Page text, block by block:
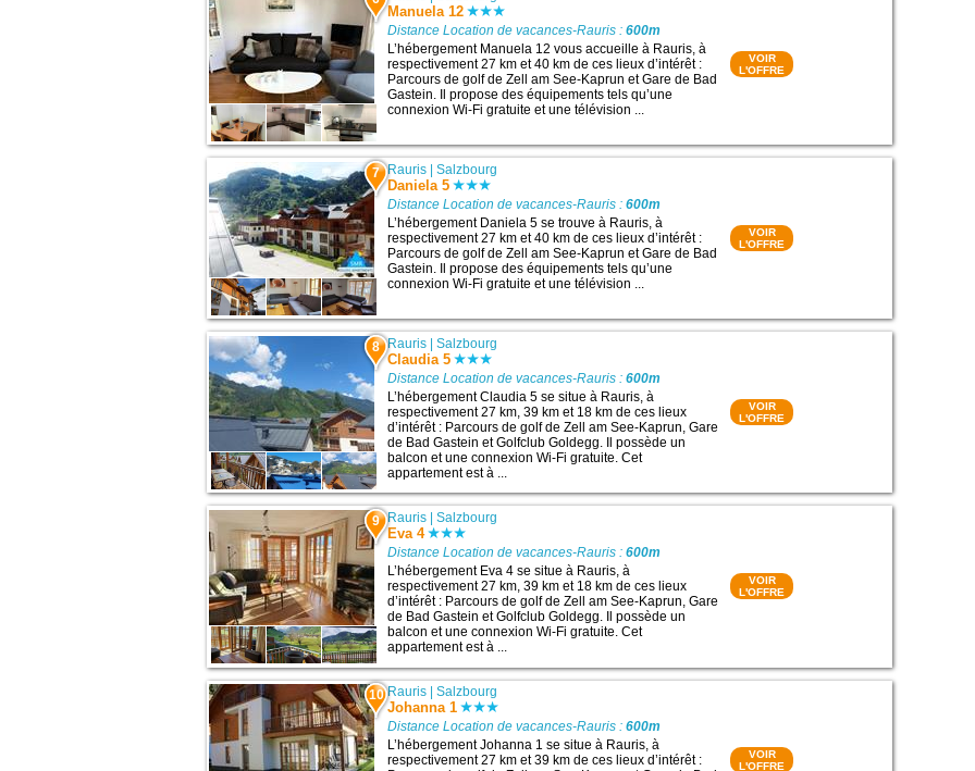
Manuela 12
Distance Location de vacances-Rauris :600m
L’hébergement Manuela 12 vous accueille à Rauris, à
respectivement 27 km et 40 km de ces lieux d’intérêt :
Parcours de golf de Zell am See-Kaprun et Gare de Bad
Gastein. Il propose des équipements tels qu’une
connexion Wi-Fi gratuite et une télévision ...
VOIR
L'OFFRE
7 Rauris |Salzbourg
Daniela 5
Distance Location de vacances-Rauris :600m
L’hébergement Daniela 5 se trouve à Rauris, à
respectivement 27 km et 40 km de ces lieux d’intérêt :
Parcours de golf de Zell am See-Kaprun et Gare de Bad
Gastein. Il propose des équipements tels qu’une
connexion Wi-Fi gratuite et une télévision ...
VOIR
L'OFFRE
8 Rauris |Salzbourg
Claudia 5
Distance Location de vacances-Rauris :600m
L’hébergement Claudia 5 se situe à Rauris, à
respectivement 27 km, 39 km et 18 km de ces lieux
d’intérêt : Parcours de golf de Zell am See-Kaprun, Gare
de Bad Gastein et Golfclub Goldegg. Il possède un
balcon et une connexion Wi-Fi gratuite. Cet
appartement est à ...
VOIR
L'OFFRE
9 Rauris |Salzbourg
Eva 4
Distance Location de vacances-Rauris :600m
L’hébergement Eva 4 se situe à Rauris, à
respectivement 27 km, 39 km et 18 km de ces lieux
d’intérêt : Parcours de golf de Zell am See-Kaprun, Gare
de Bad Gastein et Golfclub Goldegg. Il possède un
balcon et une connexion Wi-Fi gratuite. Cet
appartement est à ...
VOIR
L'OFFRE
10 Rauris |Salzbourg
Johanna 1
Distance Location de vacances-Rauris :600m
L’hébergement Johanna 1 se situe à Rauris, à
respectivement 27 km et 39 km de ces lieux d’intérêt :
VOIR
L'OFFRE